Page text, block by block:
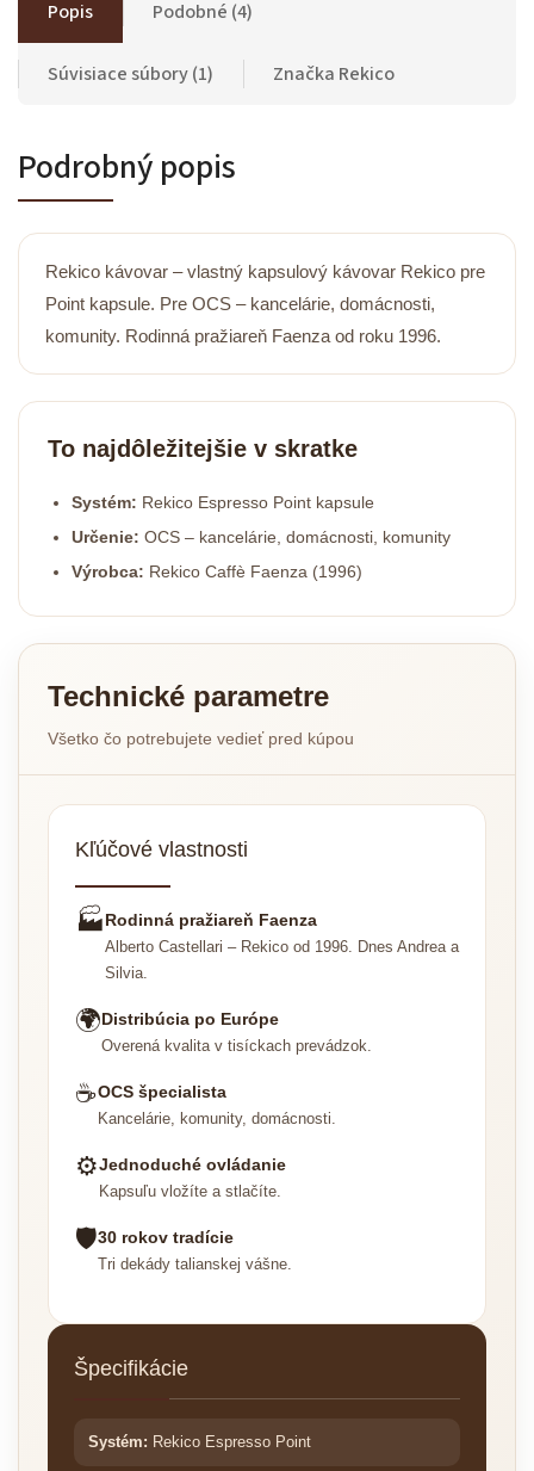
Popis Podobné (4)
Súvisiace súbory (1) Značka Rekico
Podrobný popis
Rekico kávovar – vlastný kapsulový kávovar Rekico pre
Point kapsule. Pre OCS – kancelárie, domácnosti,
komunity. Rodinná pražiareň Faenza od roku 1996.
To najdôležitejšie v skratke
Systém: Rekico Espresso Point kapsule
Určenie: OCS – kancelárie, domácnosti, komunity
Výrobca: Rekico Caffè Faenza (1996)
Technické parametre
Všetko čo potrebujete vedieť pred kúpou
Kľúčové vlastnosti
🏭Rodinná pražiareň Faenza
Alberto Castellari – Rekico od 1996. Dnes Andrea a
Silvia.
🌍Distribúcia po Európe
Overená kvalita v tisíckach prevádzok.
☕OCS špecialista
Kancelárie, komunity, domácnosti.
⚙Jednoduché ovládanie
Kapsuľu vložíte a stlačíte.
🛡30 rokov tradície
Tri dekády talianskej vášne.
Špecifikácie
Systém: Rekico Espresso Point